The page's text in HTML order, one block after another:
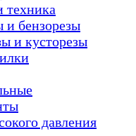
техника
и бензорезы
и кусторезы
давления